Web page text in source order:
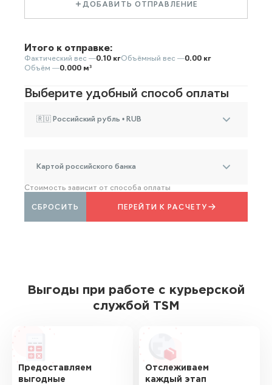
ДОБАВИТЬ ОТПРАВЛЕНИЕ
Итого к отправке:
Фактический вес —0.10 кгОбъёмный вес —0.00 кг
Объём —0.000 м³
Выберите удобный способ оплаты
🇷🇺 Российский рубль • RUB
Картой российского банка
Стоимость зависит от способа оплаты
ПЕРЕЙТИ К РАСЧЕТУ
СБРОСИТЬ
Выгоды при работе с курьерской
службой TSM
Предоставляем
выгодные
Отслеживаем
каждый этап